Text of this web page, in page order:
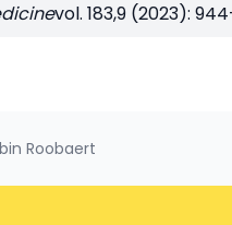
vol. 183,9 (2023):
Roobaert